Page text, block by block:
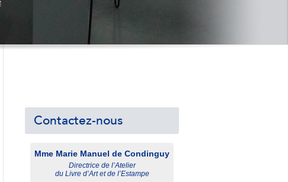
Contactez-nous
Mme Marie Manuel de Condinguy
Directrice de l’Atelier
du Livre d’Art et de l’Estampe